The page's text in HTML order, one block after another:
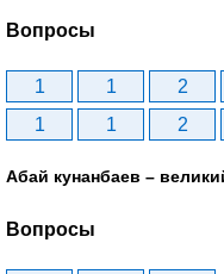
Вопросы
1 1 2
1
1 2
Абай кунанбаев –
Вопросы